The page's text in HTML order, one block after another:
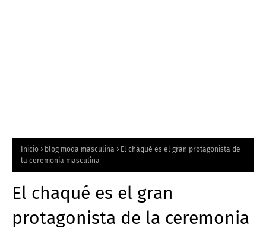
Inicio blog moda masculina
El chaqué es el gran protagonista de
la ceremonia masculina
El chaqué es el gran
protagonista de la ceremonia